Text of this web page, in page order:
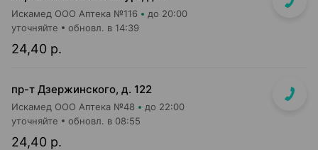
Искамед ООО Аптека №116 до 20:00
24,40 р.
уточняйте обновл. в 14:39
пр-т Дзержинского, д. 122
Искамед ООО Аптека №48 до 22:00
24,40 р.
уточняйте обновл. в 08:55